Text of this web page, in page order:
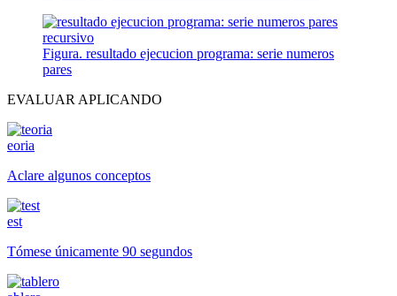
Figura. resultado ejecucion programa: serie numeros
pares
EVALUAR APLICANDO
eoria
Aclare algunos conceptos
est
Tómese únicamente 90 segundos